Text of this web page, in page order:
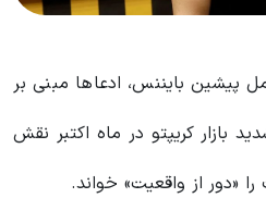
پیشین بایننس، ادعاها مبنی بر
بازار کریپتو در ماه اکتبر نقش
را «دور از واقعیت» خواند.